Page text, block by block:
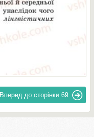
Вперед до сторінки 69